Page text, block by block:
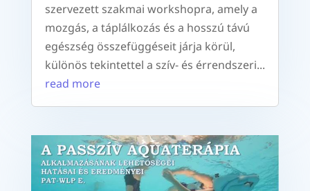
szervezett szakmai workshopra, amely a
mozgás, a táplálkozás és a hosszú távú
egészség összefüggéseit járja körül,
különös tekintettel a szív- és érrendszeri...
read more